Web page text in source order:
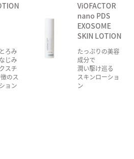
ろみ
じみ
スチ
のス
ViOFACTOR
nano PDS
EXOSOME
SKIN LOTION
たっぷりの美容
成分で
潤い駆け巡る
スキンローショ
ン